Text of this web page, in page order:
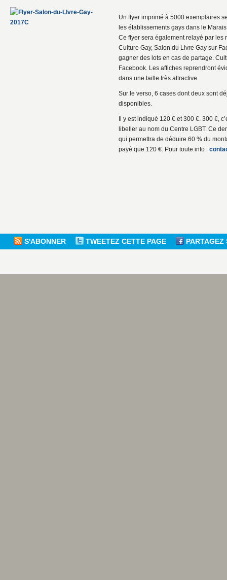
Un flyer imprimé à 5000 exemplaires
les établissements gays dans le
Ce flyer sera également relayé par les
Culture Gay, Salon du Livre Gay sur
gagner des lots en cas de partage.
Facebook. Les affiches reprendront
dans une taille très attractive.
Sur le verso, 6 cases dont deux sont
disponibles.
Il y est indiqué 120 € et 300 €. 300 €,
libeller au nom du Centre LGBT. Ce
qui permettra de déduire 60 % du
payé que 120 €. Pour toute info :
S'ABONNER TWEETEZ CETTE PAGE PARTAGEZ